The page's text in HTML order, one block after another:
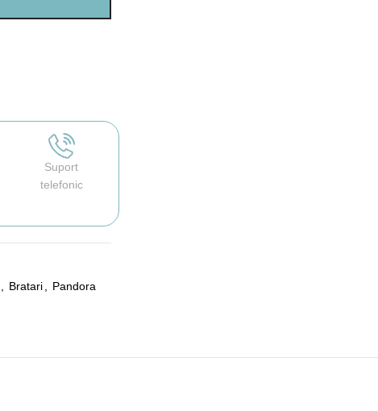
Suport
telefonic
Bratari Pandora